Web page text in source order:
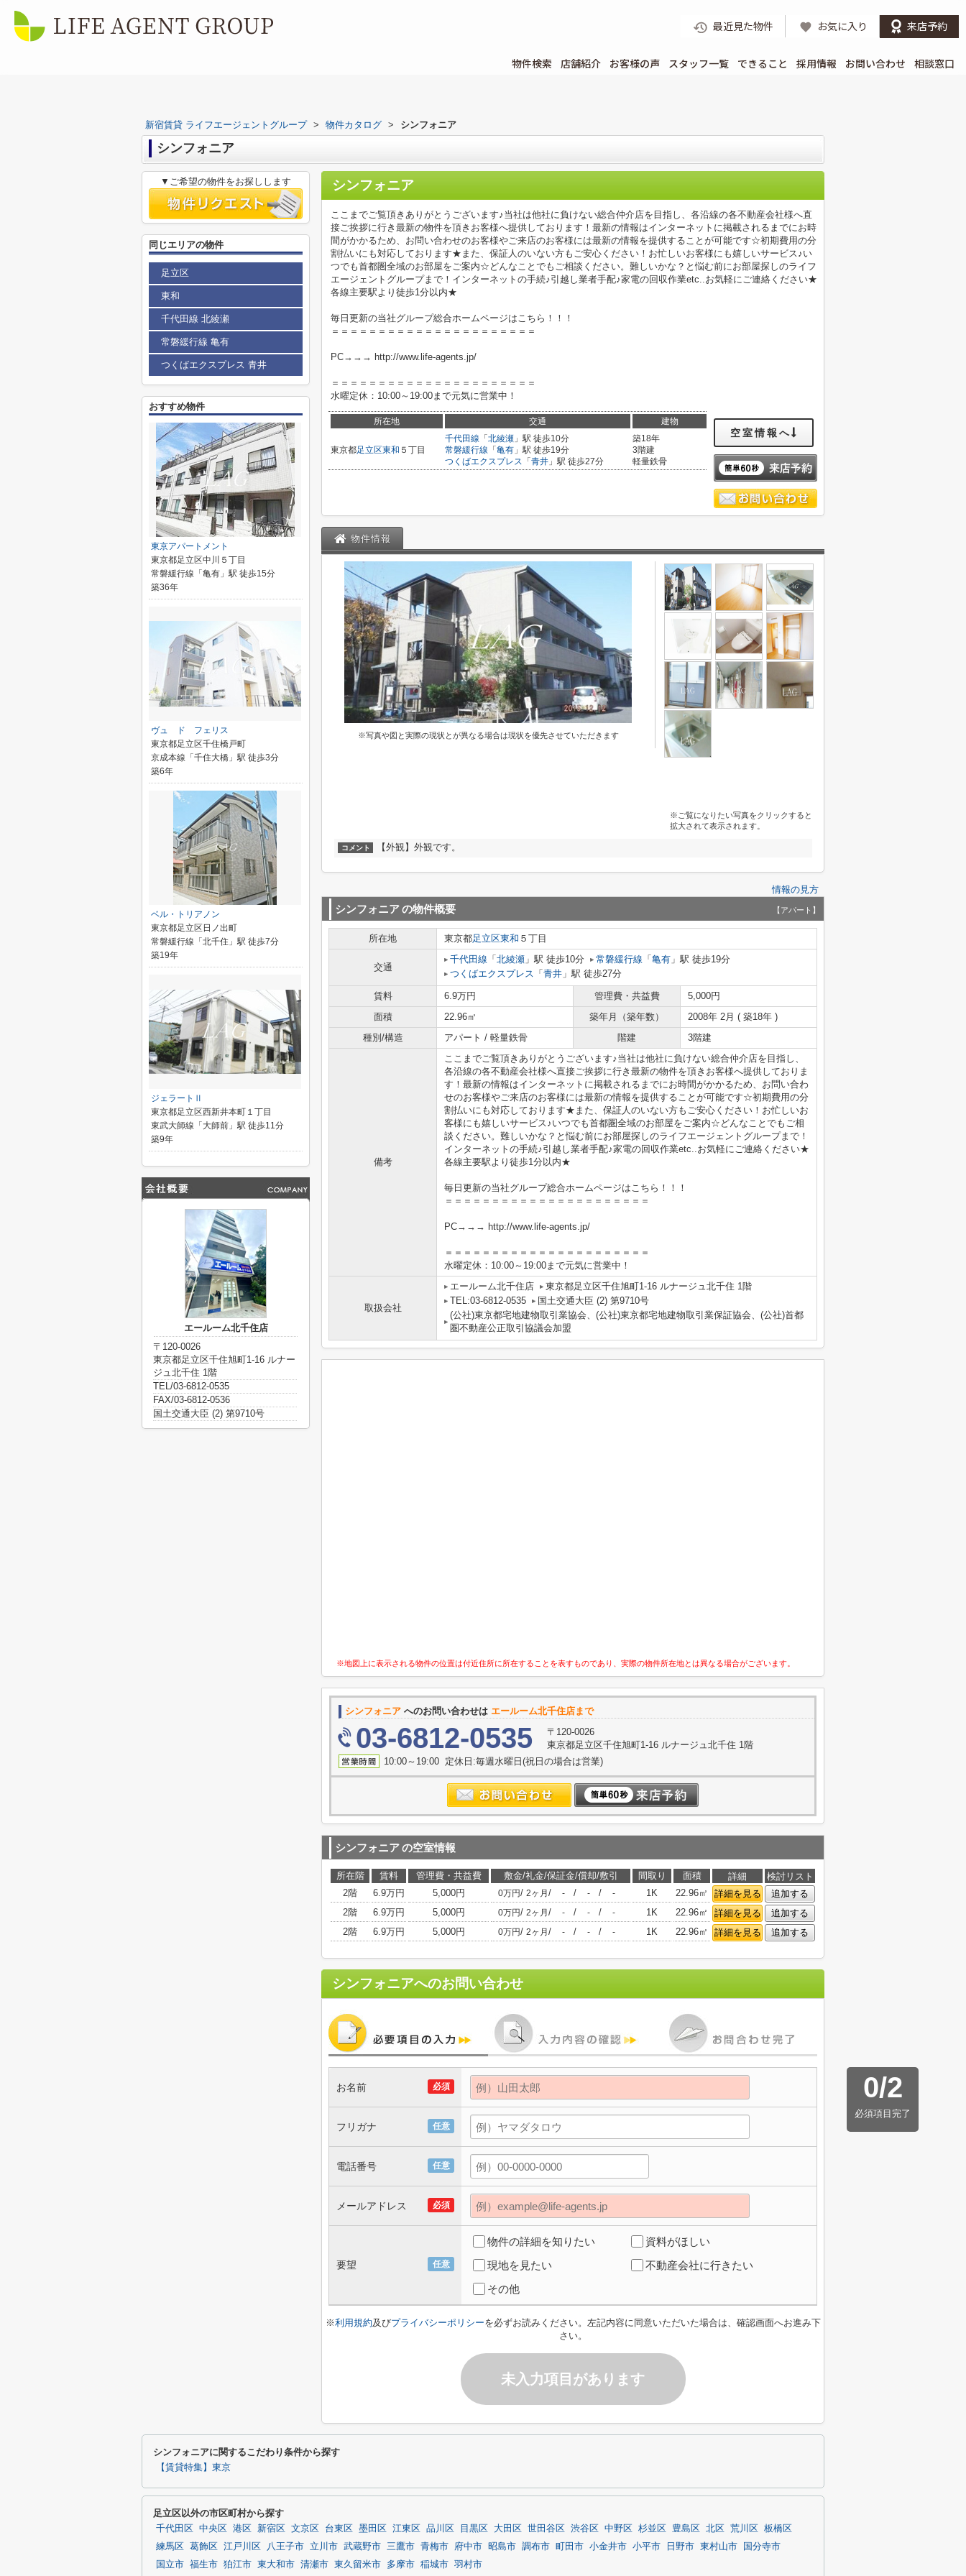
最近見た物件 お気に入り 来店予約
物件検索 店舗紹介 お客様の声 スタッフ一覧 できること 採用情報 お問い合わせ 相談窓口
新宿賃貸 ライフエージェントグループ > 物件カタログ > シンフォニア
シンフォニア
シンフォニア
ここまでご覧頂きありがとうございます♪当社は他社に負けない総合仲介店を目指し、各沿線の各不動産会社様へ直
接ご挨拶に行き最新の物件を頂きお客様へ提供しております！最新の情報はインターネットに掲載されるまでにお時
間がかかるため、お問い合わせのお客様やご来店のお客様には最新の情報を提供することが可能です☆初期費用の分
割払いにも対応しております★また、保証人のいない方もご安心ください！お忙しいお客様にも嬉しいサービス♪い
つでも首都圏全域のお部屋をご案内☆どんなことでもご相談ください。難しいかな？と悩む前にお部屋探しのライフ
エージェントグループまで！インターネットの手続♪引越し業者手配♪家電の回収作業etc..お気軽にご連絡ください★
各線主要駅より徒歩1分以内★
毎日更新の当社グループ総合ホームページはこちら！！！
＝＝＝＝＝＝＝＝＝＝＝＝＝＝＝＝＝＝＝＝＝＝
PC→→→ http://www.life-agents.jp/
＝＝＝＝＝＝＝＝＝＝＝＝＝＝＝＝＝＝＝＝＝＝
水曜定休：10:00～19:00まで元気に営業中！
所在地 交通 建物
東京都足立区東和 ５丁目
千代田線 「 北綾瀬 」駅 徒歩10分
常磐緩行線 「 亀有 」駅 徒歩19分
つくばエクスプレス 「 青井 」駅 徒歩27分
築18年
3階建
軽量鉄骨
空室情報へ
物件情報
※写真や図と実際の現状とが異なる場合は現状を優先させていただきます
※ご覧になりたい写真をクリックすると
拡大されて表示されます。
コメント 【外観】外観です。
情報の見方
シンフォニアの物件概要 【アパート】
所在地 東京都足立区東和 ５丁目
交通
千代田線 「 北綾瀬 」駅 徒歩10分 常磐緩行線 「 亀有 」駅 徒歩19分
つくばエクスプレス 「 青井 」駅 徒歩27分
賃料 6.9万円 管理費・共益費
5,000円
面積
22.96㎡ 築年月（築年数）
2008年 2月 ( 築18年 )
種別/構造
アパート / 軽量鉄骨 階建 3階建
備考
ここまでご覧頂きありがとうございます♪当社は他社に負けない総合仲介店を目指し、
各沿線の各不動産会社様へ直接ご挨拶に行き最新の物件を頂きお客様へ提供しておりま
す！最新の情報はインターネットに掲載されるまでにお時間がかかるため、お問い合わ
せのお客様やご来店のお客様には最新の情報を提供することが可能です☆初期費用の分
割払いにも対応しております★また、保証人のいない方もご安心ください！お忙しいお
客様にも嬉しいサービス♪いつでも首都圏全域のお部屋をご案内☆どんなことでもご相
談ください。難しいかな？と悩む前にお部屋探しのライフエージェントグループまで！
インターネットの手続♪引越し業者手配♪家電の回収作業etc..お気軽にご連絡ください★
各線主要駅より徒歩1分以内★
毎日更新の当社グループ総合ホームページはこちら！！！
＝＝＝＝＝＝＝＝＝＝＝＝＝＝＝＝＝＝＝＝＝＝
PC→→→ http://www.life-agents.jp/
＝＝＝＝＝＝＝＝＝＝＝＝＝＝＝＝＝＝＝＝＝＝
水曜定休：10:00～19:00まで元気に営業中！
取扱会社
エールーム北千住店
東京都足立区千住旭町1-16 ルナージュ北千住 1階
TEL:03-6812-0535
国土交通大臣 (2) 第9710号
(公社)東京都宅地建物取引業協会、(公社)東京都宅地建物取引業保証協会、(公社)首都
圏不動産公正取引協議会加盟
※地図上に表示される物件の位置は付近住所に所在することを表すものであり、実際の物件所在地とは異なる場合がございます。
シンフォニア へのお問い合わせは エールーム北千住店まで
03-6812-0535
〒120-0026
東京都足立区千住旭町1-16 ルナージュ北千住 1階
10:00～19:00 定休日:毎週水曜日(祝日の場合は営業)
シンフォニアの空室情報
所在階 賃料 管理費・共益費 敷金/礼金/保証金/償却/敷引 間取り 面積 詳細
検討リスト
2階
6.9万円 5,000円 0万円/ 2ヶ月 / - / - / - 1K 22.96㎡ 詳細を見る
追加する
2階
6.9万円 5,000円 0万円/ 2ヶ月 / - / - / - 1K 22.96㎡ 詳細を見る
追加する
2階
6.9万円 5,000円 0万円/ 2ヶ月 / - / - / - 1K 22.96㎡ 詳細を見る 追加する
シンフォニアへのお問い合わせ
0/2
必須項目完了
必須
お名前
任意
フリガナ
任意
電話番号
必須
メールアドレス
任意
要望
物件の詳細を知りたい
資料がほしい
現地を見たい
不動産会社に行きたい
その他
※利用規約及びプライバシーポリシーを必ずお読みください。左記内容に同意いただいた場合は、確認画面へお進み下
さい。
未入力項目があります
▼ご希望の物件をお探しします
同じエリアの物件
足立区
東和
千代田線 北綾瀬
常磐緩行線 亀有
つくばエクスプレス 青井
おすすめ物件
東京アパートメント
東京都足立区中川５丁目
常磐緩行線「亀有」駅 徒歩15分
築36年
ヴュ ド フェリス
東京都足立区千住橋戸町
京成本線「千住大橋」駅 徒歩3分
築6年
ベル・トリアノン
東京都足立区日ノ出町
常磐緩行線「北千住」駅 徒歩7分
築19年
ジェラートⅡ
東京都足立区西新井本町１丁目
東武大師線「大師前」駅 徒歩11分
築9年
エールーム北千住店
〒120-0026
東京都足立区千住旭町1-16 ルナー
ジュ北千住 1階
TEL/03-6812-0535
FAX/03-6812-0536
国土交通大臣 (2) 第9710号
シンフォニアに関するこだわり条件から探す
【賃貸特集】東京
足立区以外の市区町村から探す
千代田区 中央区 港区 新宿区 文京区 台東区 墨田区 江東区 品川区 目黒区 大田区 世田谷区 渋谷区 中野区 杉並区 豊島区 北区 荒川区
板橋区
練馬区
葛飾区 江戸川区 八王子市 立川市 武蔵野市 三鷹市 青梅市 府中市 昭島市 調布市 町田市 小金井市 小平市 日野市 東村山市
国分寺市
国立市 福生市 狛江市 東大和市 清瀬市 東久留米市 多摩市 稲城市 羽村市